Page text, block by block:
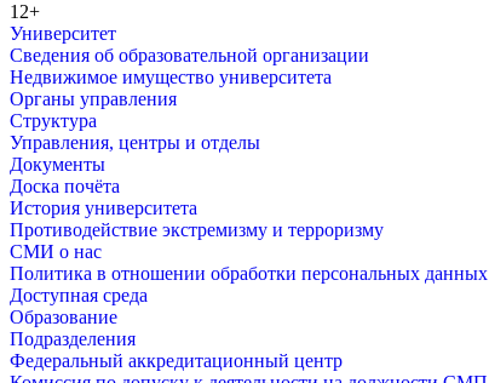
12+
Университет
Сведения об образовательной организации
Недвижимое имущество университета
Органы управления
Структура
Управления, центры и отделы
Документы
Доска почёта
История университета
Противодействие экстремизму и терроризму
СМИ о нас
Политика в отношении обработки персональных данных
Доступная среда
Образование
Подразделения
Федеральный аккредитационный центр